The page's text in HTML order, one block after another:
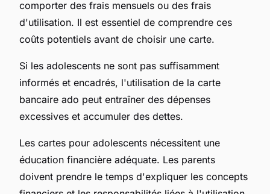
comporter des frais mensuels ou des frais
d'utilisation. Il est essentiel de comprendre ces
coûts potentiels avant de choisir une carte.
Si les adolescents ne sont pas suffisamment
informés et encadrés, l'utilisation de la carte
bancaire ado peut entraîner des dépenses
excessives et accumuler des dettes.
Les cartes pour adolescents nécessitent une
éducation financière adéquate. Les parents
doivent prendre le temps d'expliquer les concepts